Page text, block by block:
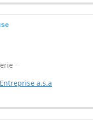
-
Entreprise a.s.a